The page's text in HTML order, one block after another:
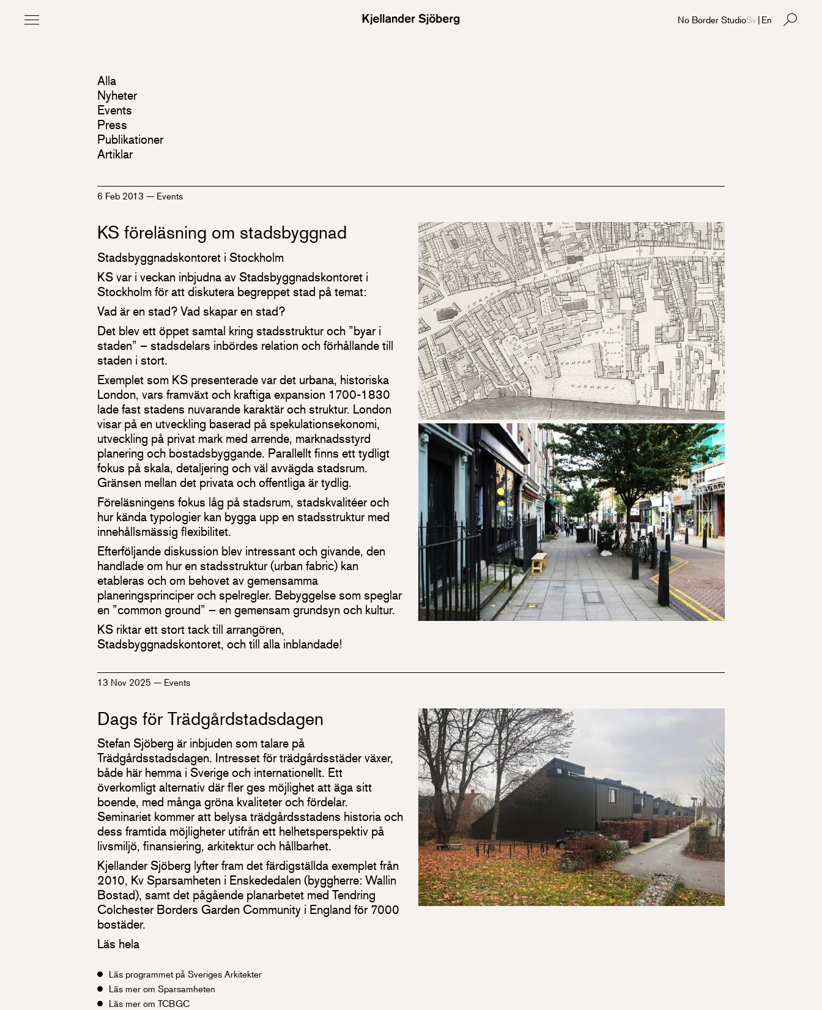
Alla
Nyheter
Events
Press
Publikationer
Artiklar
6 Feb 2013— Events
KS föreläsning om stadsbyggnad
Stadsbyggnadskontoret i Stockholm
KS var i veckan inbjudna av Stadsbyggnadskontoret i
Stockholm för att diskutera begreppet stad på temat:
Vad är en stad? Vad skapar en stad?
Det blev ett öppet samtal kring stadsstruktur och ”byar i
staden” – stadsdelars inbördes relation och förhållande till
staden i stort.
Exemplet som KS presenterade var det urbana, historiska
London, vars framväxt och kraftiga expansion 1700-1830
lade fast stadens nuvarande karaktär och struktur. London
visar på en utveckling baserad på spekulationsekonomi,
utveckling på privat mark med arrende, marknadsstyrd
planering och bostadsbyggande. Parallellt finns ett tydligt
fokus på skala, detaljering och väl avvägda stadsrum.
Gränsen mellan det privata och offentliga är tydlig.
Föreläsningens fokus låg på stadsrum, stadskvalitéer och
hur kända typologier kan bygga upp en stadsstruktur med
innehållsmässig flexibilitet.
Efterföljande diskussion blev intressant och givande, den
handlade om hur en stadsstruktur (urban fabric) kan
etableras och om behovet av gemensamma
planeringsprinciper och spelregler. Bebyggelse som speglar
en ”common ground” – en gemensam grundsyn och kultur.
KS riktar ett stort tack till arrangören,
Stadsbyggnadskontoret, och till alla inblandade!
13 Nov 2025— Events
Dags för Trädgårdstadsdagen
Stefan Sjöberg är inbjuden som talare på
Trädgårdsstadsdagen. Intresset för trädgårdsstäder växer,
både här hemma i Sverige och internationellt. Ett
överkomligt alternativ där fler ges möjlighet att äga sitt
boende, med många gröna kvaliteter och fördelar.
Seminariet kommer att belysa trädgårdsstadens historia och
dess framtida möjligheter utifrån ett helhetsperspektiv på
livsmiljö, finansiering, arkitektur och hållbarhet.
Kjellander Sjöberg lyfter fram det färdigställda exemplet från
2010, Kv Sparsamheten i Enskededalen (byggherre: Wallin
Bostad), samt det pågående planarbetet med Tendring
Colchester Borders Garden Community i England för 7000
bostäder.
Läs hela
Läs programmet på Sveriges Arkitekter
Läs mer om Sparsamheten
Läs mer om TCBGC
No Border StudioSv | En